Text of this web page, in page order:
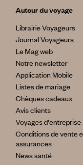
Autour du voyage
Librairie Voyageurs
Journal Voyageurs
Le Mag web
Notre newsletter
Application Mobile
Listes de mariage
Chèques cadeaux
Avis clients
Voyages d'entreprise
Conditions de vente
assurances
News santé